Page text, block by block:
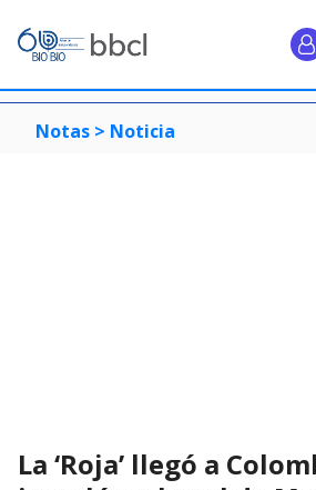
Notas > Noticia
La ‘Roja’ llegó a